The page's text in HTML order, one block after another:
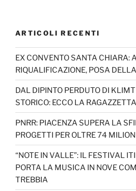
ARTICOLI RECENTI
EX CONVENTO SANTA CHIARA:
RIQUALIFICAZIONE, POSA
DAL DIPINTO PERDUTO DI
STORICO: ECCO LA RAGAZZETTA
PNRR: PIACENZA SUPERA LA
PROGETTI PER OLTRE 74
“NOTE IN VALLE”: IL FESTIVAL
PORTA LA MUSICA IN NOVE
TREBBIA